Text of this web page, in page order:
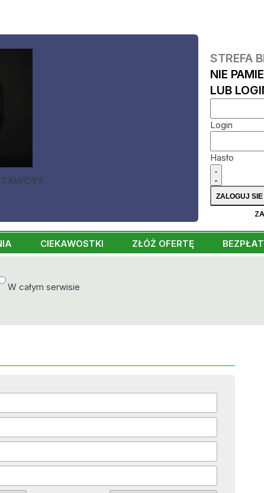
STREFA
NIE
LUB
Login
Hasło
CIEKAWOSTKI ZŁÓŻ OFERTĘ
W całym serwisie